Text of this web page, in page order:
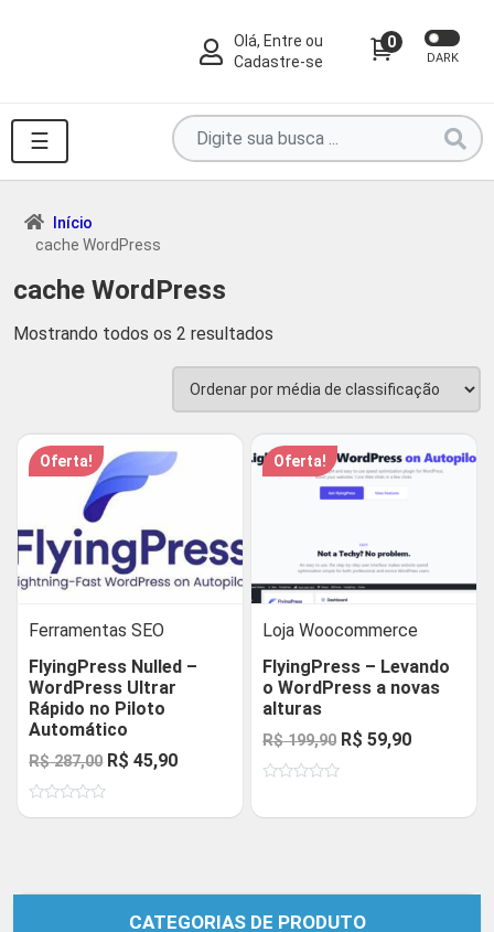
Olá, Entre ou
Cadastre-se
0
DARK
☰
Pesquise
por
produtos
Início
cache WordPress
cache WordPress
Mostrando todos os 2 resultados
por
classificação
Oferta!
Ferramentas SEO
FlyingPress Nulled –
WordPress Ultrar
Rápido no Piloto
Automático
R$287,00 O
original
R$ 45,90O
atual
Oferta!
Loja Woocommerce
FlyingPress – Levando
o WordPress a novas
alturas
R$199,90 O
R$ 59,90O
de
CATEGORIAS DE PRODUTO